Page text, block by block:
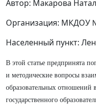
Автор: Макарова
Организация: МКДОУ
Населенный пункт:
В этой статье предпринята
и методические вопросы
образовательных отношений
государственного